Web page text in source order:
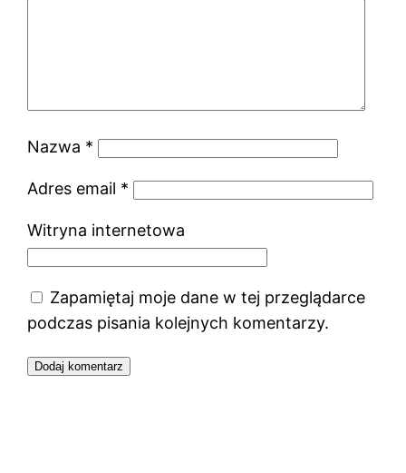
Nazwa *
Adres email *
Witryna internetowa
Zapamiętaj moje dane w tej przeglądarce
podczas pisania kolejnych komentarzy.